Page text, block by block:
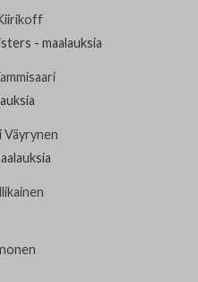
- maalauksia
Väyrynen